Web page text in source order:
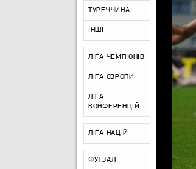
ТУРЕЧЧИНА
ІНШІ
ЛІГА ЧЕМПІОНІВ
ЛІГА ЄВРОПИ
ЛІГА
КОНФЕРЕНЦІЙ
ЛІГА НАЦІЙ
ФУТЗАЛ